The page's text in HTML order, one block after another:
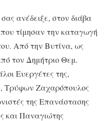
ανέδειξε, στον διάβα
τίμησαν την καταγωγή
Από την Βυτίνα, ως
τον Δημήτριο Θεμ.
Ευεργέτες της,
Τρύφων Ζαχαρόπουλος
της Επανάστασης
και Παναγιώτης